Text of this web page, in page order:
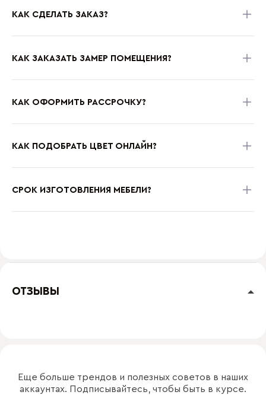
КАК СДЕЛАТЬ ЗАКАЗ?
КАК ЗАКАЗАТЬ ЗАМЕР ПОМЕЩЕНИЯ?
КАК ОФОРМИТЬ РАССРОЧКУ?
КАК ПОДОБРАТЬ ЦВЕТ ОНЛАЙН?
СРОК ИЗГОТОВЛЕНИЯ МЕБЕЛИ?
ОТЗЫВЫ
Еще больше трендов и полезных советов в наших
аккаунтах. Подписывайтесь, чтобы быть в курсе.